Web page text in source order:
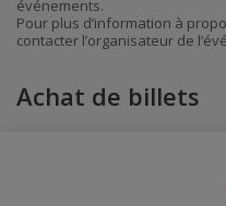
événements.
Pour plus d’information à
contacter l’organisateur de
Achat de billets